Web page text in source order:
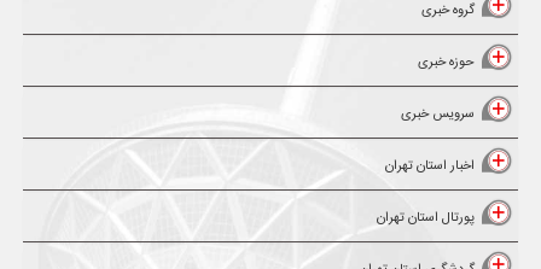
گروه خبری
حوزه خبری
سرویس خبری
اخبار استان تهران
پورتال استان تهران